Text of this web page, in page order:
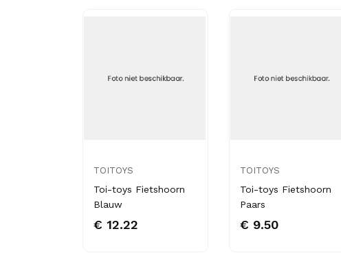
TOITOYS
Toi-toys Fietshoorn
Blauw
€ 12.22
TOITOYS
Toi-toys Fietshoorn
Paars
€ 9.50